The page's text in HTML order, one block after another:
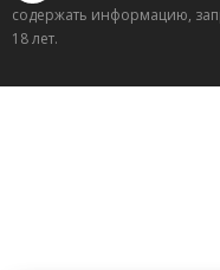
содержать информацию,
18 лет.